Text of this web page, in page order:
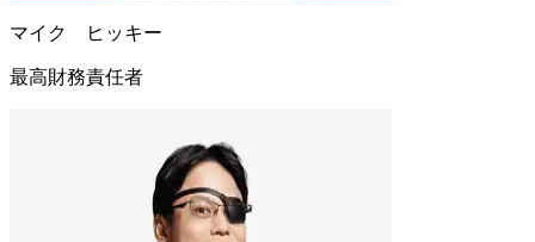
マイク ヒッキー
最高財務責任者